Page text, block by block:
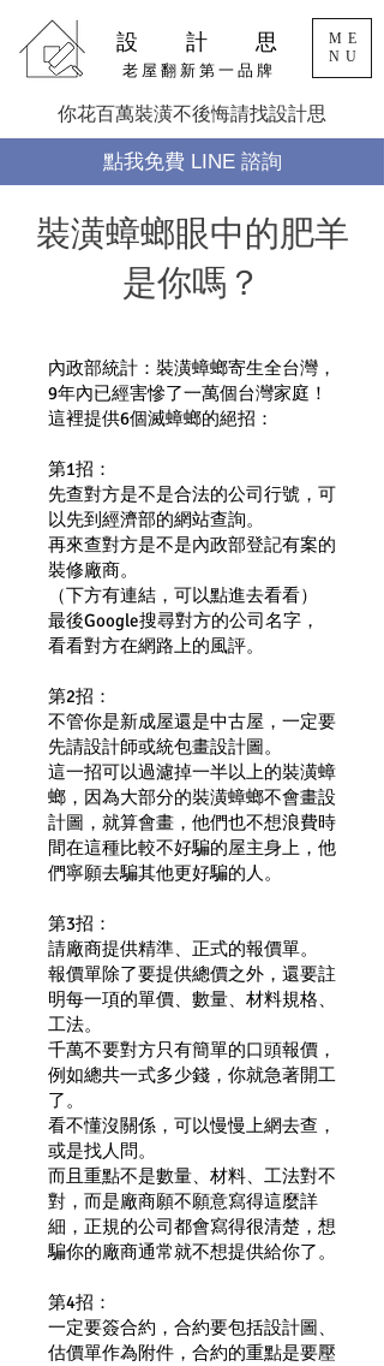
ME
NU
設 計 思
老 屋 翻 新 第 一 品 牌
你花百萬裝潢不後悔請找設計思
點我免費 LINE 諮詢
裝潢蟑螂眼中的肥羊
是你嗎？
內政部統計：裝潢蟑螂寄生全台灣，
9年內已經害慘了一萬個台灣家庭！
這裡提供6個滅蟑螂的絕招：
第1招：
先查對方是不是合法的公司行號，可
以先到經濟部的網站查詢。
再來查對方是不是內政部登記有案的
裝修廠商。
（下方有連結，可以點進去看看）
最後Google搜尋對方的公司名字，
看看對方在網路上的風評。
第2招：
不管你是新成屋還是中古屋，一定要
先請設計師或統包畫設計圖。
這一招可以過濾掉一半以上的裝潢蟑
螂，因為大部分的裝潢蟑螂不會畫設
計圖，就算會畫，他們也不想浪費時
間在這種比較不好騙的屋主身上，他
們寧願去騙其他更好騙的人。
第3招：
請廠商提供精準、正式的報價單。
報價單除了要提供總價之外，還要註
明每一項的單價、數量、材料規格、
工法。
千萬不要對方只有簡單的口頭報價，
例如總共一式多少錢，你就急著開工
了。
看不懂沒關係，可以慢慢上網去查，
或是找人問。
而且重點不是數量、材料、工法對不
對，而是廠商願不願意寫得這麼詳
細，正規的公司都會寫得很清楚，想
騙你的廠商通常就不想提供給你了。
第4招：
一定要簽合約，合約要包括設計圖、
估價單作為附件，合約的重點是要壓